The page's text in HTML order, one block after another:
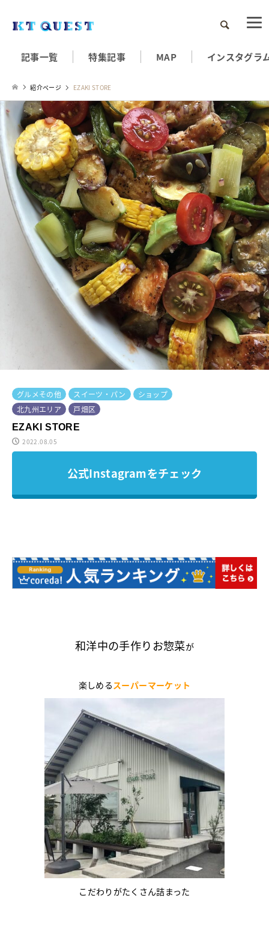
検索
記事一覧 特集記事 MAP インスタグラ
紹介ページ EZAKI STORE
グルメその他 スイーツ・パン
ショップ
北九州エリア
戸畑区
EZAKI STORE
2022.08.05
公式Instagramをチェック
和洋中の手作りお惣菜が
楽しめるスーパーマーケット
こだわりがたくさん詰まった